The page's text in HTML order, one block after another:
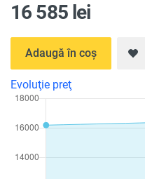
16 585 lei
Adaugă în coș
Evoluţie preţ